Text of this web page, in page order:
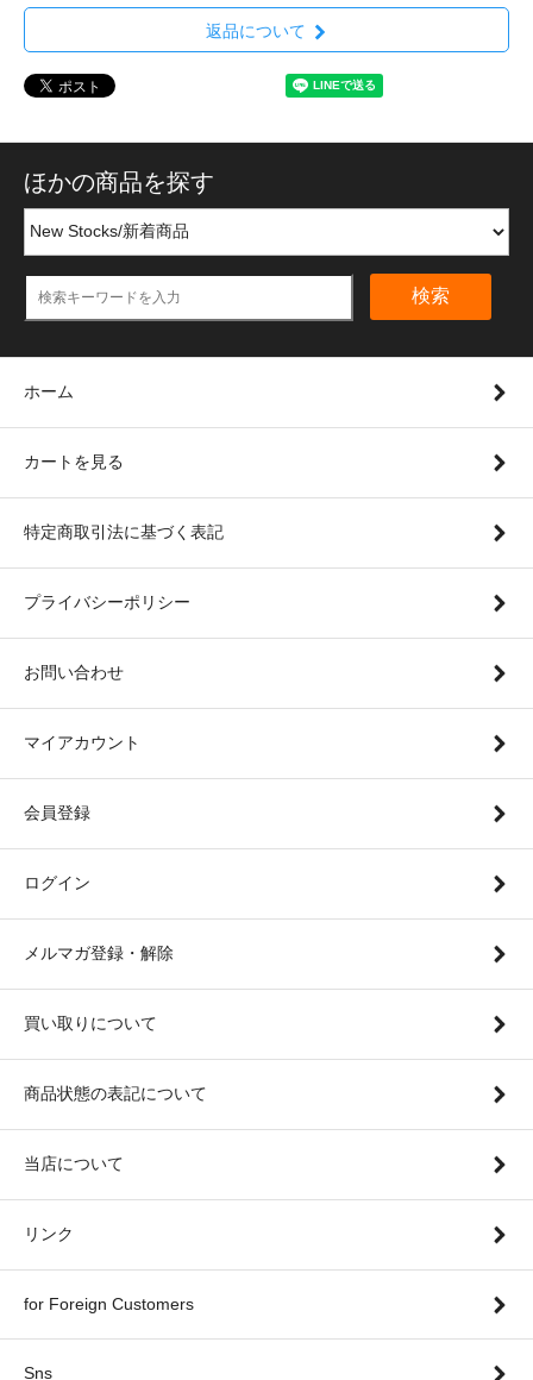
返品について
ほかの商品を探す
検索
ホーム
カートを見る
特定商取引法に基づく表記
プライバシーポリシー
お問い合わせ
マイアカウント
会員登録
ログイン
メルマガ登録・解除
買い取りについて
商品状態の表記について
当店について
リンク
for Foreign Customers
Sns